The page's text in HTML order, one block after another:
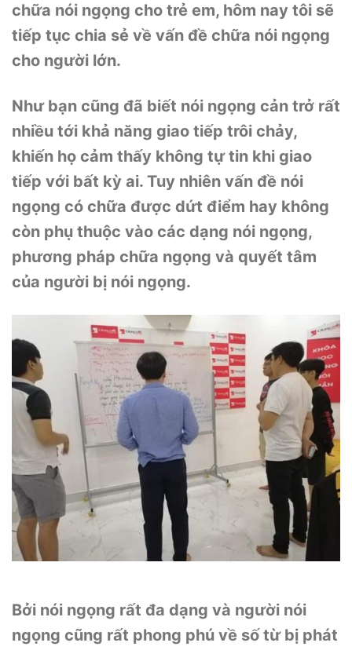
chữa nói ngọng cho trẻ em, hôm nay tôi sẽ
tiếp tục chia sẻ về vấn đề chữa nói ngọng
cho người lớn.
Như bạn cũng đã biết nói ngọng cản trở rất
nhiều tới khả năng giao tiếp trôi chảy,
khiến họ cảm thấy không tự tin khi giao
tiếp với bất kỳ ai. Tuy nhiên vấn đề nói
ngọng có chữa được dứt điểm hay không
còn phụ thuộc vào các dạng nói ngọng,
phương pháp chữa ngọng và quyết tâm
của người bị nói ngọng.
Bởi nói ngọng rất đa dạng và người nói
ngọng cũng rất phong phú về số từ bị phát